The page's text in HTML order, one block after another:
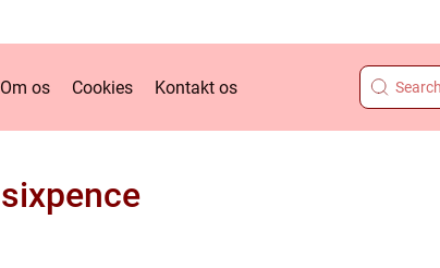
Om os Cookies Kontakt os
sixpence